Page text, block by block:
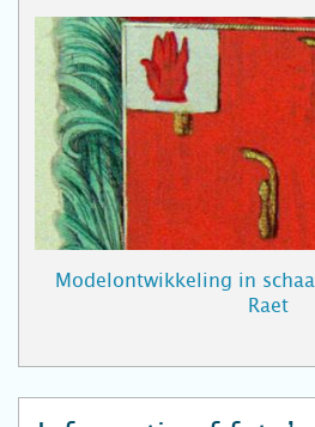
Modelontwikkeling in
Raet